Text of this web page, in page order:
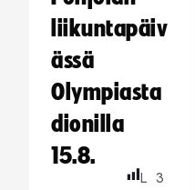
liikuntapäiv
ässä
Olympiasta
dionilla
15.8.
L 3